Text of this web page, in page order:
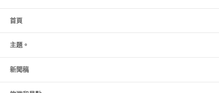
首頁
主題。
新聞稿